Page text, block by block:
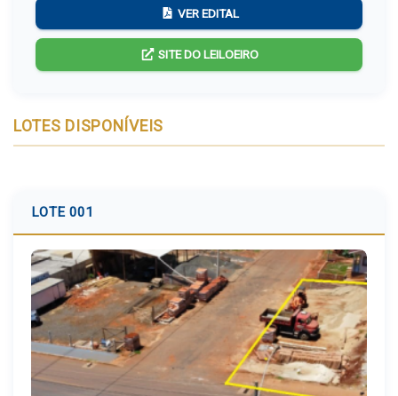
VER EDITAL
SITE DO LEILOEIRO
LOTES DISPONÍVEIS
LOTE 001